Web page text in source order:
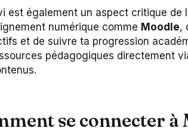
est également un aspect critique de
numérique comme Moodle,
et de suivre ta progression
pédagogiques directement
se connecter à